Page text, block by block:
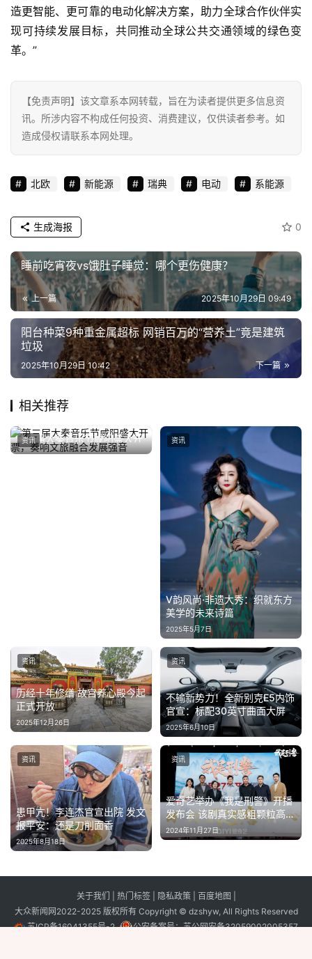
造更智能、更可靠的电动化解决方案，助力全球合作伙伴实
现可持续发展目标，共同推动全球公共交通领域的绿色变
革。”
【免责声明】该文章系本网转载，旨在为读者提供更多信息资
讯。所涉内容不构成任何投资、消费建议，仅供读者参考。如
造成侵权请联系本网处理。
北欧 新能源 瑞典 电动 系能源
0
生成海报
睡前吃宵夜vs饿肚子睡觉：哪个更伤健康？
上一篇 2025年10月29日 09:49
阳台种菜9种重金属超标 网销百万的“营养土”竟是建筑
垃圾
下一篇
2025年10月29日 10:42
相关推荐
第三届大秦音乐节咸阳盛大开
票，奏响文旅融合发展强音
2025年5月30日
资讯
V韵风尚·非遗大秀：织就东方
美学的未来诗篇
2025年5月7日
资讯
历经十年修缮 故宫养心殿今起
正式开放
2025年12月26日
资讯
不输新势力！全新别克E5内饰
官宣：标配30英寸曲面大屏
2025年6月10日
资讯
患甲亢！李连杰官宣出院 发文
报平安：还是刀削面香
2025年8月18日
资讯
爱奇艺举办《我是刑警》开播
发布会 该剧真实感粗颗粒高品
质获好评受期待
2024年11月27日
资讯
关于我们 热门标签 隐私政策 百度地图
大众新闻网2022-2025 版权所有 Copyright © dzshyw, All Rights Reserved
苏ICP备16041355号-2
公安备案号：苏公网安备32059002005357